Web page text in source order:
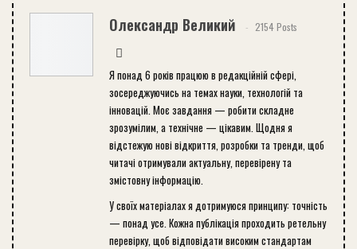
Олександр Великий 2154 Posts
Я понад 6 років працюю в редакційній сфері,
зосереджуючись на темах науки, технологій та
інновацій. Моє завдання — робити складне
зрозумілим, а технічне — цікавим. Щодня я
відстежую нові відкриття, розробки та тренди, щоб
читачі отримували актуальну, перевірену та
змістовну інформацію.
У своїх матеріалах я дотримуюся принципу: точність
— понад усе. Кожна публікація проходить ретельну
перевірку, щоб відповідати високим стандартам